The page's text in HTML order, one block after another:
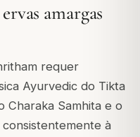
amargas
requer
Ayurvedic do Tikta
Charaka Samhita e o
consistentemente à